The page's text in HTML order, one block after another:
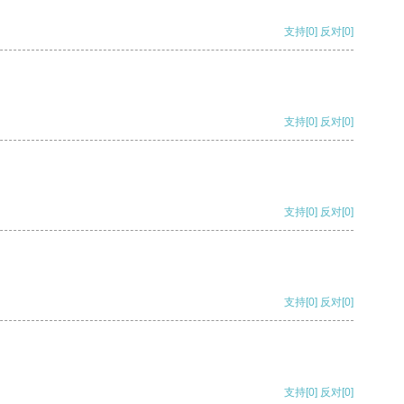
支持[0] 反对[0]
支持[0] 反对[0]
支持[0] 反对[0]
支持[0] 反对[0]
支持[0] 反对[0]